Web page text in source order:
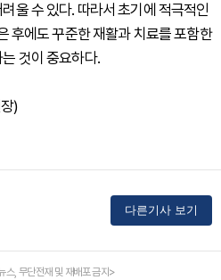
울 수 있다. 따라서 초기에 적극적인
후에도 꾸준한 재활과 치료를 포함한
것이 중요하다.
)
다른기사 보기
, 무단전재 및 재배포 금지>